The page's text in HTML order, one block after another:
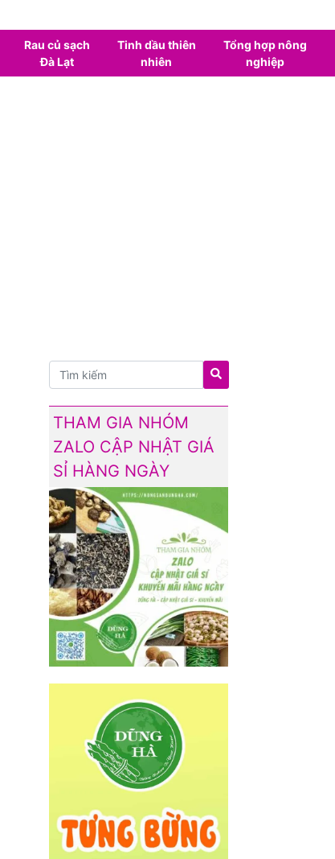
Rau củ sạch
Đà Lạt
Tinh dầu thiên
nhiên
Tổng hợp nông
nghiệp
THAM GIA NHÓM
ZALO CẬP NHẬT GIÁ
SỈ HÀNG NGÀY